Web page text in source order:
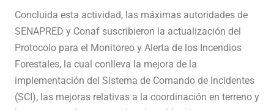
Concluida esta actividad, las máximas autoridades de
SENAPRED y Conaf suscribieron la actualización del
Protocolo para el Monitoreo y Alerta de los Incendios
Forestales, la cual conlleva la mejora de la
implementación del Sistema de Comando de Incidentes
(SCI), las mejoras relativas a la coordinación en terreno y